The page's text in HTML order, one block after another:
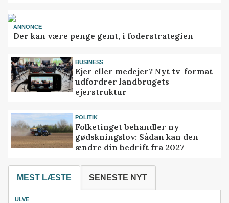
ANNONCE
Der kan være penge gemt, i foderstrategien
BUSINESS
Ejer eller medejer? Nyt tv-format
udfordrer landbrugets
ejerstruktur
POLITIK
Folketinget behandler ny
gødskningslov: Sådan kan den
ændre din bedrift fra 2027
MEST LÆSTE SENESTE NYT
ULVE